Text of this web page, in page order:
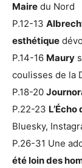
Maire du Nord
P.12-13
esthétique
P.14-16 Maury
coulisses de la
P.18-20
P.22-23
Bluesky,
P.26-31 Une
été loin des